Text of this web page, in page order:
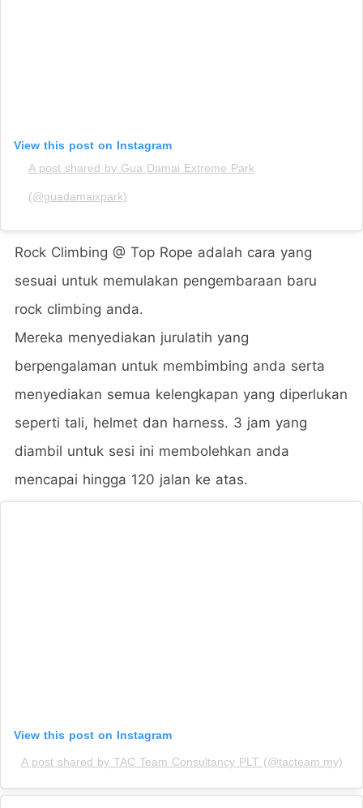
View this post on Instagram
A post shared by Gua Damai Extreme Park
(@guadamaixpark)
Rock Climbing @ Top Rope adalah cara yang
sesuai untuk memulakan pengembaraan baru
rock climbing anda.
Mereka menyediakan jurulatih yang
berpengalaman untuk membimbing anda serta
menyediakan semua kelengkapan yang diperlukan
seperti tali, helmet dan harness. 3 jam yang
diambil untuk sesi ini membolehkan anda
mencapai hingga 120 jalan ke atas.
View this post on Instagram
A post shared by TAC Team Consultancy PLT (@tacteam.my)